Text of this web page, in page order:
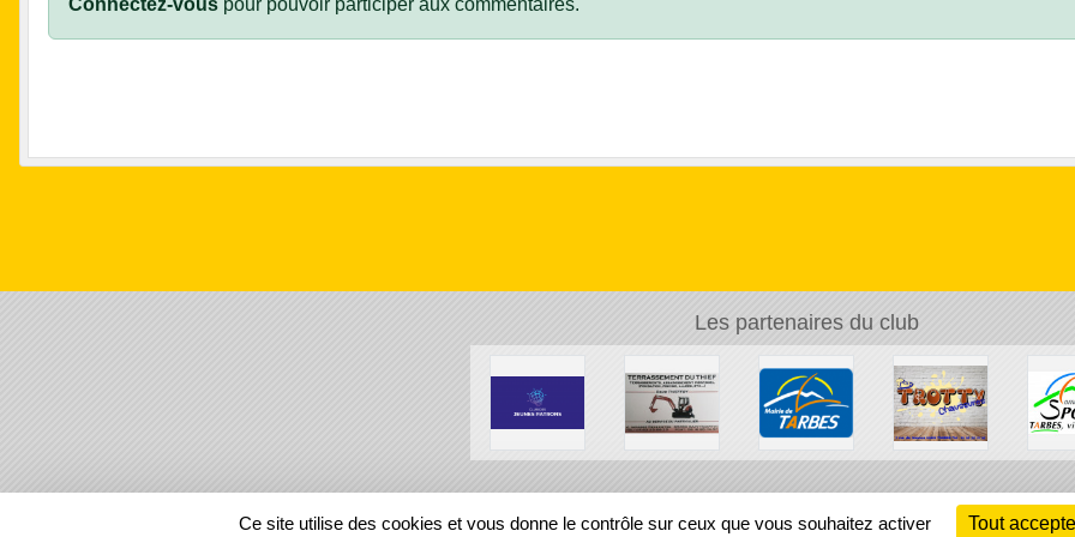
Les partenaires du club
REGIONS
Ce site utilise des cookies et vous donne le contrôle sur ceux que vous souhaitez activer Tout